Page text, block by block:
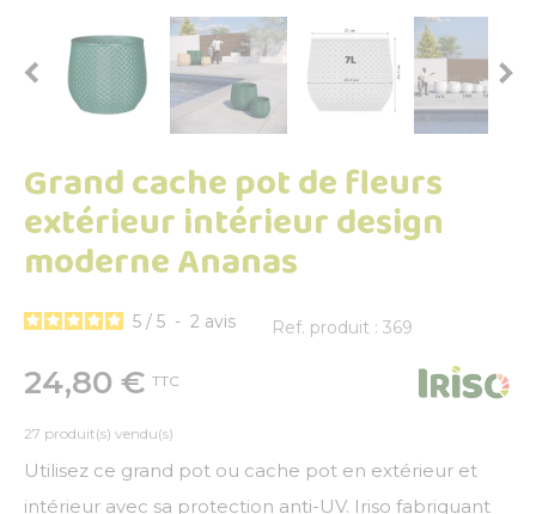
 
Grand cache pot de fleurs
extérieur intérieur design
moderne Ananas
5 / 5 - 2 avis Ref. produit : 369
24,80 € TTC
27 produit(s) vendu(s)
Utilisez ce grand pot ou cache pot en extérieur et
intérieur avec sa protection anti-UV. Iriso fabriquant